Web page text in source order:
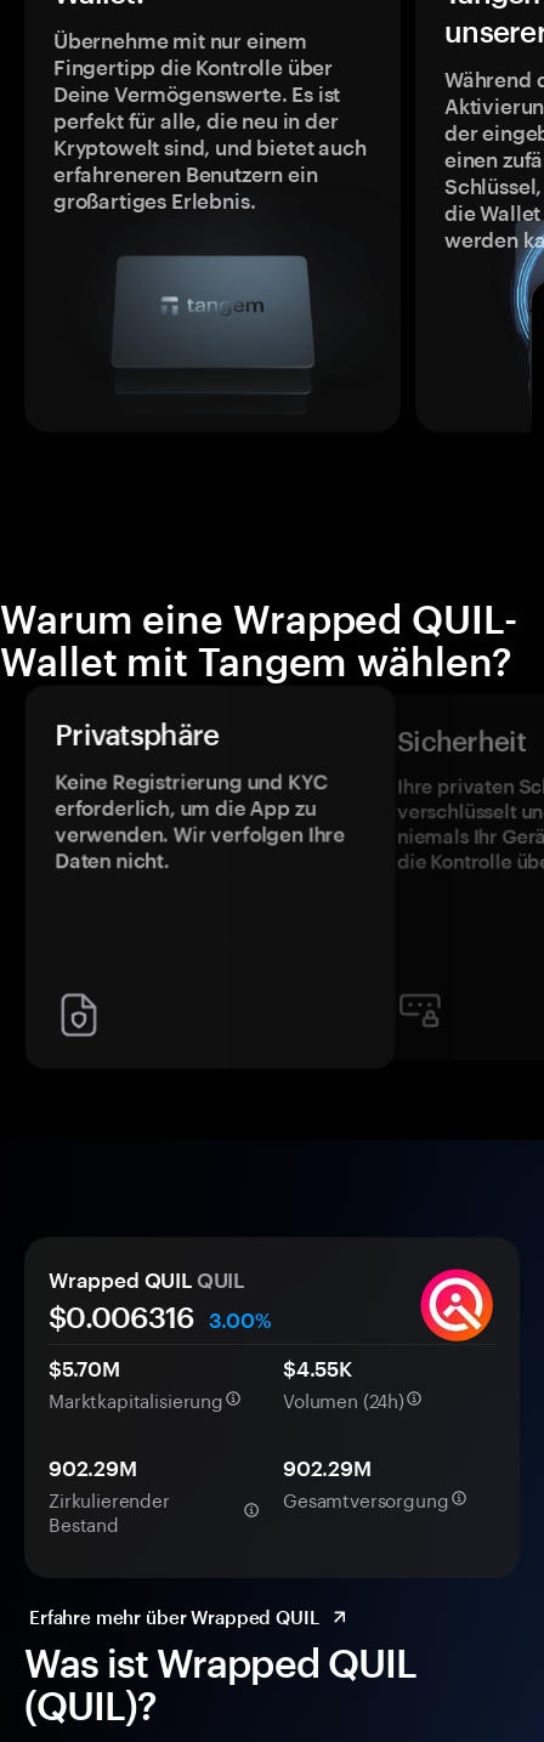
Übernehme mit nur einem
Fingertipp die Kontrolle über
Deine Vermögenswerte. Es ist
perfekt für alle, die neu in der
Kryptowelt sind, und bietet auch
erfahreneren Benutzern ein
großartiges Erlebnis.
Während
der
einen
die
werden
Warum eine Wrapped QUIL-
Wallet mit Tangem wählen?
Privatsphäre
Keine Registrierung und KYC
erforderlich, um die App zu
verwenden. Wir verfolgen Ihre
Daten nicht.
Sicherheit
Ihre privaten
verschlüsselt
niemals Ihr
die Kontrolle
Was ist Wrapped QUIL
(QUIL)?
Wrapped QUIL QUIL
$0.006316
3.00%
$5.70M
Marktkapitalisierung
$4.55K
Volumen (24h)
902.29M
Zirkulierender
Bestand
902.29M
Gesamtversorgung
Erfahre mehr über Wrapped QUIL